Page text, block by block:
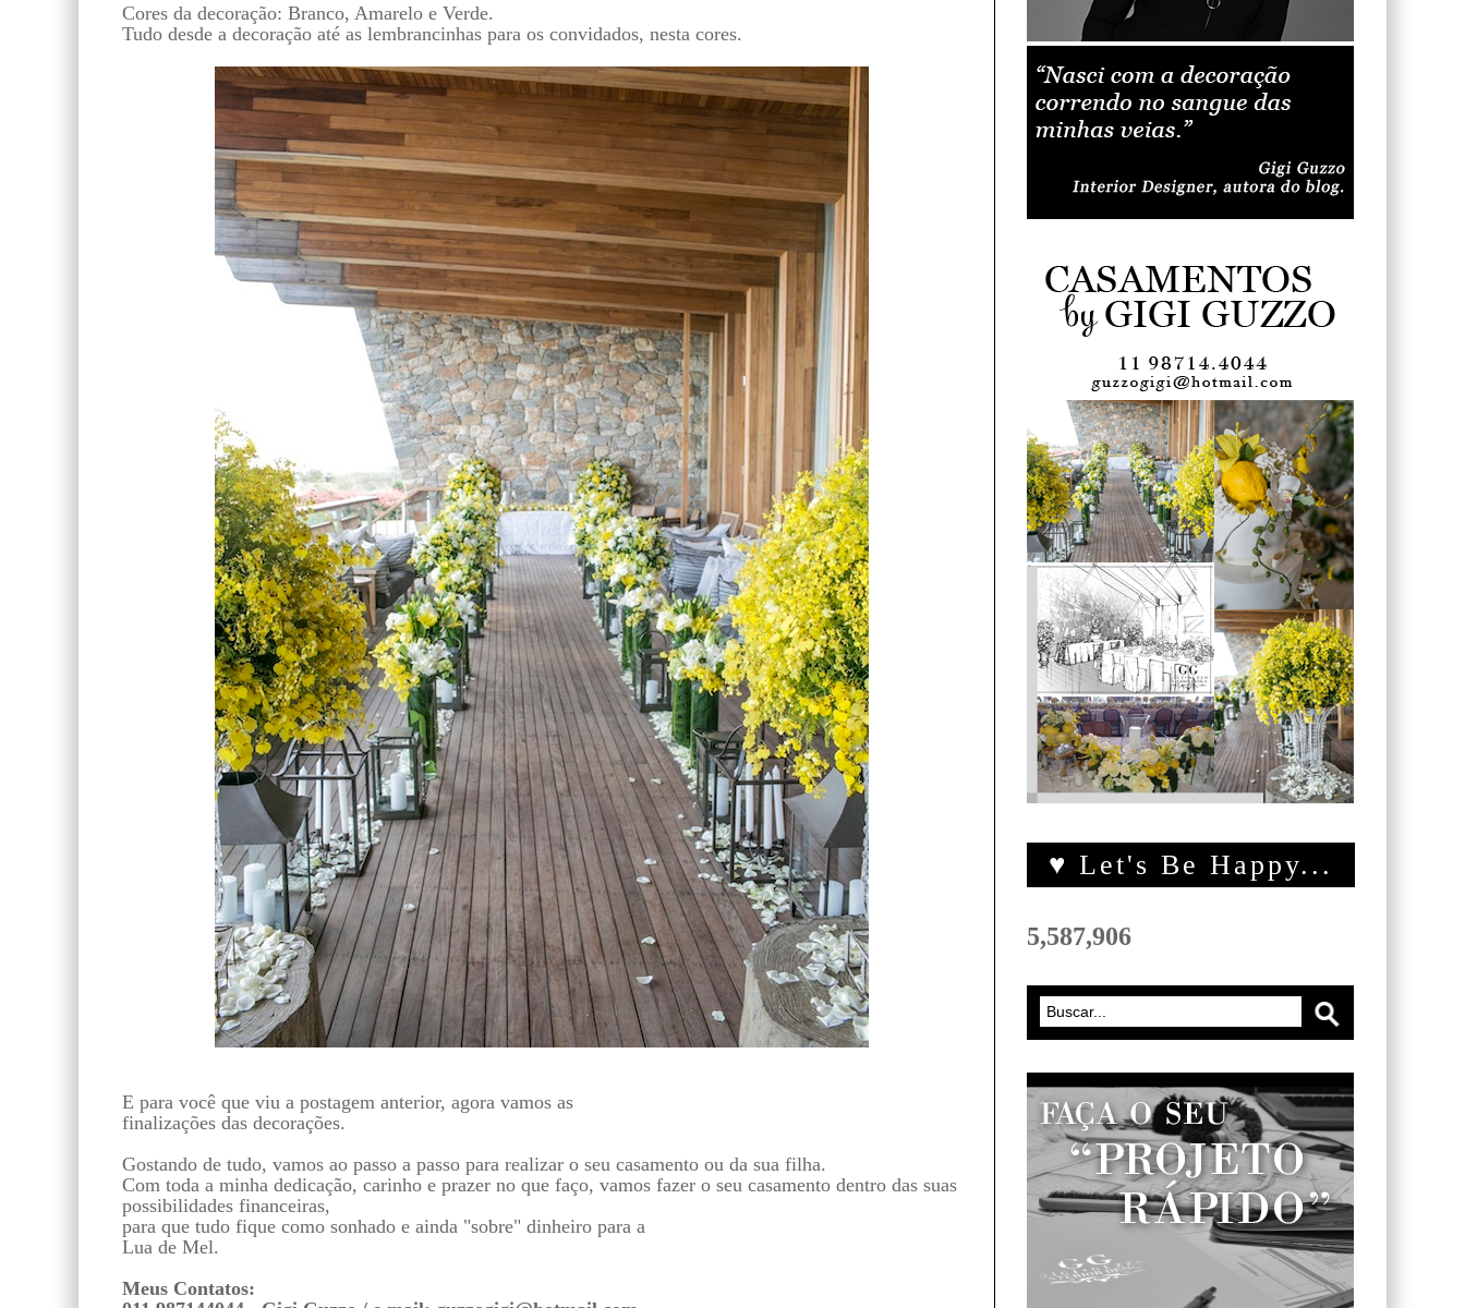
Cores da decoração: Branco, Amarelo e Verde.
Tudo desde a decoração até as lembrancinhas para os convidados, nesta cores.
E para você que viu a postagem anterior, agora vamos as
finalizações das decorações.
Gostando de tudo, vamos ao passo a passo para realizar o seu casamento ou da sua filha.
Com toda a minha dedicação, carinho e prazer no que faço, vamos fazer o seu casamento dentro das suas
possibilidades financeiras,
para que tudo fique como sonhado e ainda "sobre" dinheiro para a
Lua de Mel.
Meus Contatos:
♥ Let's Be Happy...
5,587,906